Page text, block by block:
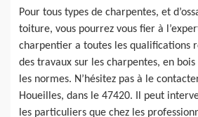
Pour tous types de charpentes, et
toiture, vous pourrez vous fier à
charpentier a toutes les qualifications
des travaux sur les charpentes, en
les normes. N’hésitez pas à le
Houeilles, dans le 47420. Il peut
les particuliers que chez les